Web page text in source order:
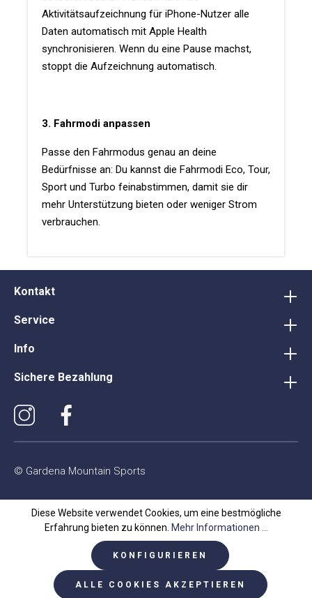
Aktivitätsaufzeichnung für iPhone-Nutzer alle
Daten automatisch mit Apple Health
synchronisieren. Wenn du eine Pause machst,
stoppt die Aufzeichnung automatisch.
3. Fahrmodi anpassen
Passe den Fahrmodus genau an deine
Bedürfnisse an: Du kannst die Fahrmodi Eco, Tour,
Sport und Turbo feinabstimmen, damit sie dir
mehr Unterstützung bieten oder weniger Strom
verbrauchen.
Kontakt
Service
Info
Sichere Bezahlung
© Gardena Mountain Sports
Diese Website verwendet Cookies, um eine bestmögliche
Erfahrung bieten zu können. Mehr Informationen ...
KONFIGURIEREN
ALLE COOKIES AKZEPTIEREN